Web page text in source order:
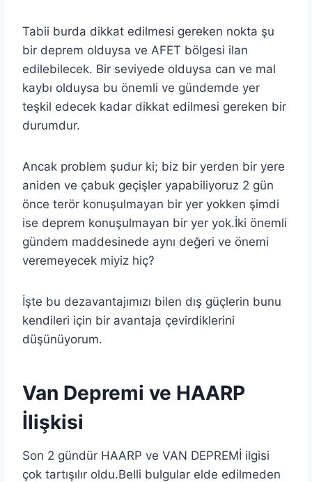
Tabii burda dikkat edilmesi gereken nokta şu
bir deprem olduysa ve AFET bölgesi ilan
edilebilecek. Bir seviyede olduysa can ve mal
kaybı olduysa bu önemli ve gündemde yer
teşkil edecek kadar dikkat edilmesi gereken bir
durumdur.
Ancak problem şudur ki; biz bir yerden bir yere
aniden ve çabuk geçişler yapabiliyoruz 2 gün
önce terör konuşulmayan bir yer yokken şimdi
ise deprem konuşulmayan bir yer yok.İki önemli
gündem maddesinede aynı değeri ve önemi
veremeyecek miyiz hiç?
İşte bu dezavantajımızı bilen dış güçlerin bunu
kendileri için bir avantaja çevirdiklerini
düşünüyorum.
Van Depremi ve HAARP
İlişkisi
Son 2 gündür HAARP ve VAN DEPREMİ ilgisi
çok tartışılır oldu.Belli bulgular elde edilmeden